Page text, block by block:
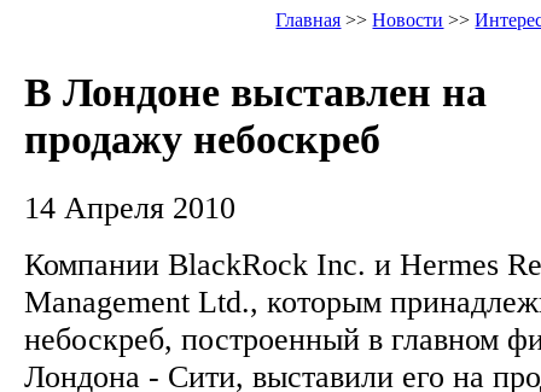
Главная >>Новости >>
В Лондоне выставлен на
продажу небоскреб
14 Апреля 2010
Компании BlackRock Inc. и Hermes
Management Ltd., которым
небоскреб, построенный в главном
Лондона - Сити, выставили его на